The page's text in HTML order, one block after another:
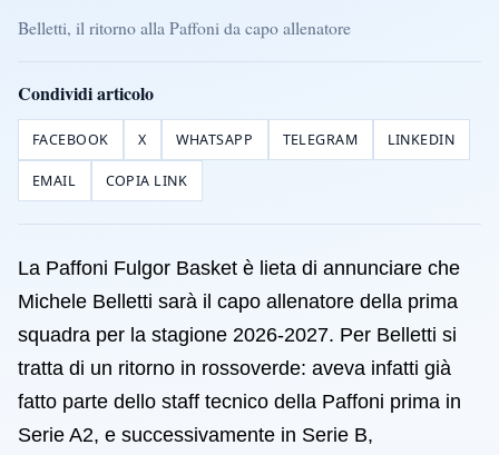
Belletti, il ritorno alla Paffoni da capo allenatore
Condividi articolo
FACEBOOK X WHATSAPP TELEGRAM LINKEDIN
EMAIL COPIA LINK
La Paffoni Fulgor Basket è lieta di annunciare che
Michele Belletti sarà il capo allenatore della prima
squadra per la stagione 2026-2027. Per Belletti si
tratta di un ritorno in rossoverde: aveva infatti già
fatto parte dello staff tecnico della Paffoni prima in
Serie A2, e successivamente in Serie B,